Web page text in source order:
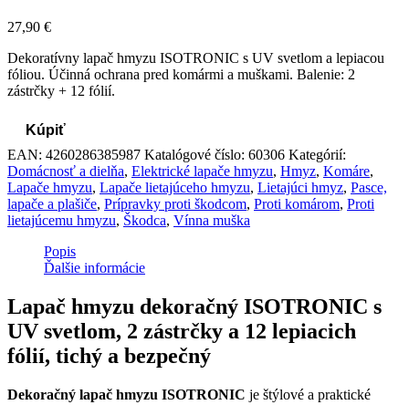
27,90 €
Dekoratívny lapač hmyzu ISOTRONIC s UV svetlom a lepiacou
fóliou. Účinná ochrana pred komármi a muškami. Balenie: 2
zástrčky + 12 fólií.
Kúpiť
EAN: 4260286385987 Katalógové číslo: 60306 Kategórií:
Domácnosť a dielňa, Elektrické lapače hmyzu, Hmyz, Komáre,
Lapače hmyzu, Lapače lietajúceho hmyzu, Lietajúci hmyz, Pasce,
lapače a plašiče, Prípravky proti škodcom, Proti komárom, Proti
lietajúcemu hmyzu, Škodca, Vínna muška
Popis
Ďalšie informácie
Lapač hmyzu dekoračný ISOTRONIC s
UV svetlom, 2 zástrčky a 12 lepiacich
fólií, tichý a bezpečný
Dekoračný lapač hmyzu ISOTRONIC je štýlové a praktické